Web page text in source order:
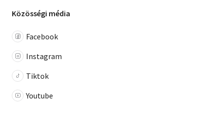
Közösségi média
Facebook
Instagram
Tiktok
Youtube